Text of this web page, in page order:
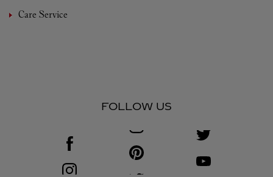
Care Service
FOLLOW US
Visit us on Facebook
Link Opens in New Tab
Visit us on Instagram
Link Opens in New Tab
Visit us on Pinterest
Link Opens in New Tab
Visit us on Twitter
Link Opens in New Tab